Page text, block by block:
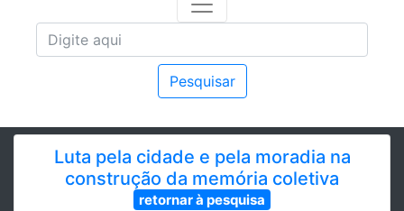
Acesso à informação
Pesquisar
Luta pela cidade e pela moradia na
construção da memória coletiva
retornar à pesquisa